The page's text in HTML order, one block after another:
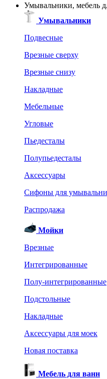
Умывальники, мебель
Умывальники
Подвесные
Врезные сверху
Врезные снизу
Накладные
Мебельные
Угловые
Пьедесталы
Полупьедесталы
Аксессуары
Сифоны для
Распродажа
Мойки
Врезные
Интегрированные
Полу-интегрированные
Подстольные
Накладные
Аксессуары для моек
Новая поставка
Мебель для ванн